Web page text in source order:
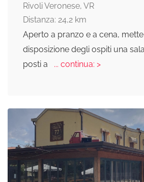
Rivoli Veronese, VR
Distanza: 24,2 km
Aperto a pranzo e a cena,
disposizione degli ospiti una
posti a
... continua: >